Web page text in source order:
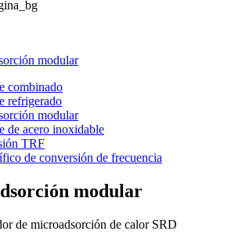
modular
combinado
refrigerado
modular
de acero inoxidable
TRF
de conversión de frecuencia
modular